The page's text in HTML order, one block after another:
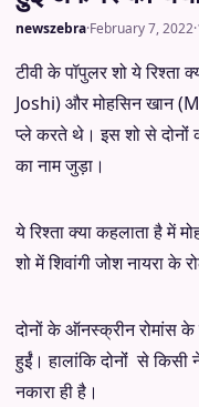
newszebra·February 7, 2022·
टीवी के पॉपुलर शो ये रिश्ता
Joshi) और मोहसिन खान
प्ले करते थे। इस शो से दोनोंं
का नाम जुड़ा।
ये रिश्ता क्या कहलाता है में
शो में शिवांगी जोश नायरा के
दोनों के ऑनस्क्रीन रोमांस
हुईंं। हालांकि दोनोंं से
नकारा ही है।